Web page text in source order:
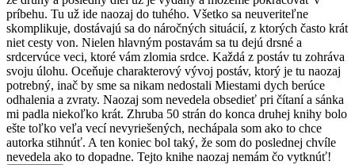
príbehu. Tu už ide naozaj do tuhého. Všetko sa neuveriteľne
skomplikuje, dostávajú sa do náročných situácií, z ktorých často krát
niet cesty von. Nielen hlavným postavám sa tu dejú drsné a
srdcervúce veci, ktoré vám zlomia srdce. Každá z postáv tu zohráva
svoju úlohu. Oceňuje charakterový vývoj postáv, ktorý je tu naozaj
potrebný, inač by sme sa nikam nedostali Miestami dych berúce
odhalenia a zvraty. Naozaj som nevedela obsedieť pri čítaní a sánka
mi padla niekoľko krát. Zhruba 50 strán do konca druhej knihy bolo
ešte toľko veľa vecí nevyriešených, nechápala som ako to chce
autorka stihnúť. A ten koniec bol taký, že som do poslednej chvíle
nevedela ako to dopadne. Tejto knihe naozaj nemám čo vytknúť!